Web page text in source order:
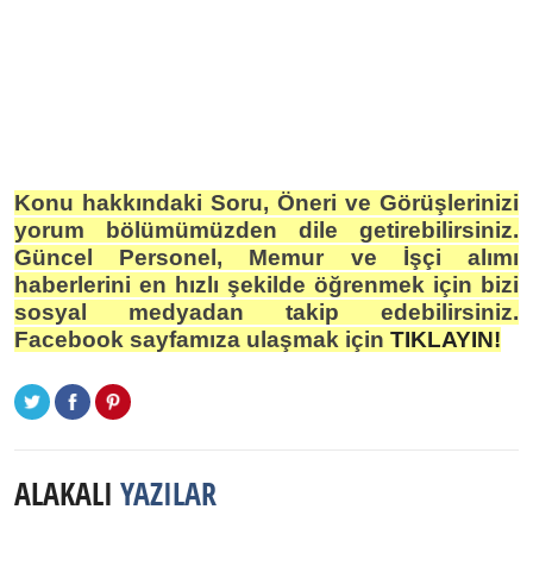
Konu hakkındaki Soru, Öneri ve Görüşlerinizi
yorum bölümümüzden dile getirebilirsiniz.
Güncel Personel, Memur ve İşçi alımı
haberlerini en hızlı şekilde öğrenmek için bizi
sosyal medyadan takip edebilirsiniz.
Facebook sayfamıza ulaşmak için TIKLAYIN!
ALAKALI YAZILAR